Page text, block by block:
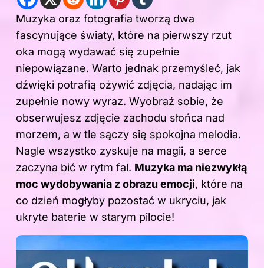
Muzyka oraz fotografia tworzą dwa
fascynujące światy, które na pierwszy rzut
oka mogą wydawać się zupełnie
niepowiązane. Warto jednak przemyśleć, jak
dźwięki potrafią ożywić zdjęcia, nadając im
zupełnie nowy wyraz. Wyobraź sobie, że
obserwujesz zdjęcie zachodu słońca nad
morzem, a w tle sączy się spokojna melodia.
Nagle wszystko zyskuje na magii, a serce
zaczyna bić w rytm fal. Muzyka ma niezwykłą
moc wydobywania z obrazu emocji, które na
co dzień mogłyby pozostać w ukryciu, jak
ukryte baterie w starym pilocie!